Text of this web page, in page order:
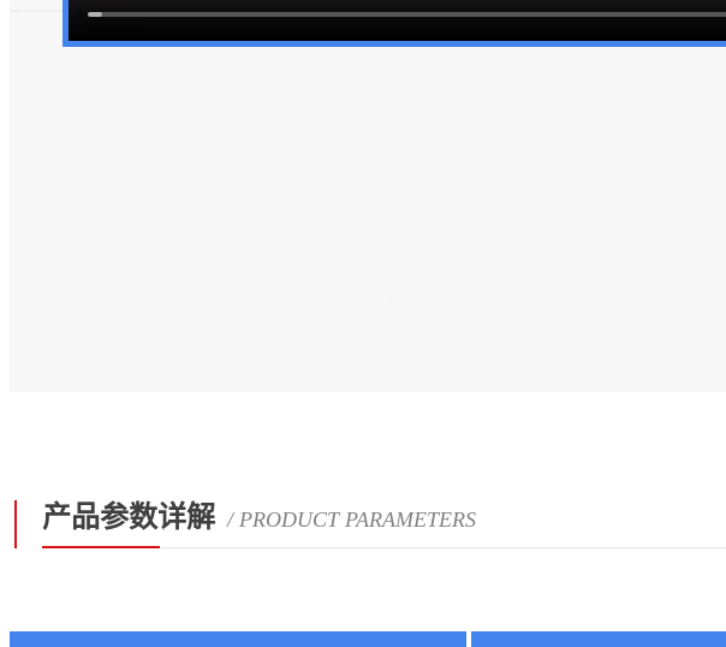
产品参数详解 / PRODUCT PARAMETERS